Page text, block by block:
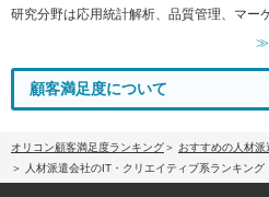
研究分野は応用統計解析、品質管理、マー
≫
顧客満足度について
オリコン顧客満足度ランキング おすすめの人材派
人材派遣会社のIT・クリエイティブ系ランキング